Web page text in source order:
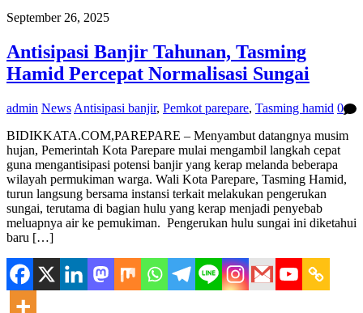
September 26, 2025
Antisipasi Banjir Tahunan, Tasming
Hamid Percepat Normalisasi Sungai
admin News Antisipasi banjir, Pemkot parepare, Tasming hamid 0
BIDIKKATA.COM,PAREPARE – Menyambut datangnya musim
hujan, Pemerintah Kota Parepare mulai mengambil langkah cepat
guna mengantisipasi potensi banjir yang kerap melanda beberapa
wilayah permukiman warga. Wali Kota Parepare, Tasming Hamid,
turun langsung bersama instansi terkait melakukan pengerukan
sungai, terutama di bagian hulu yang kerap menjadi penyebab
meluapnya air ke pemukiman. Pengerukan hulu sungai ini diketahui
baru […]